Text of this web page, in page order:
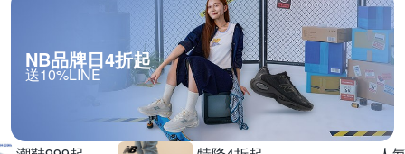
NB品牌日4折起
送10%LINE